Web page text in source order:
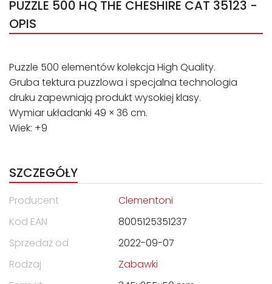
PUZZLE 500 HQ THE CHESHIRE CAT 35123 -
OPIS
Puzzle 500 elementów kolekcja High Quality.
Gruba tektura puzzlowa i specjalna technologia
druku zapewniają produkt wysokiej klasy.
Wymiar układanki 49 × 36 cm.
Wiek: +9
SZCZEGÓŁY
Producent
Clementoni
Kod EAN
8005125351237
Sprzedaż od
2022-09-07
Rodzaj
Zabawki